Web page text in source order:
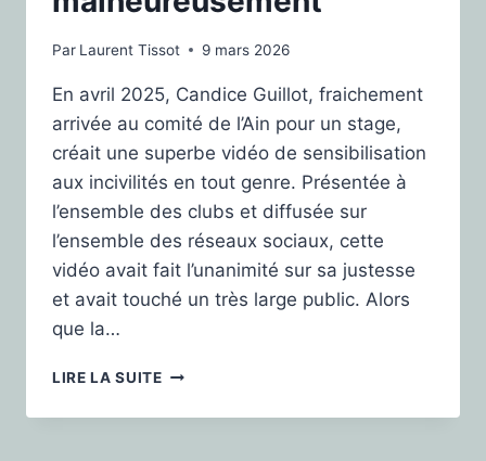
Par Laurent Tissot 9 mars 2026
En avril 2025, Candice Guillot, fraichement
arrivée au comité de l’Ain pour un stage,
créait une superbe vidéo de sensibilisation
aux incivilités en tout genre. Présentée à
l’ensemble des clubs et diffusée sur
l’ensemble des réseaux sociaux, cette
vidéo avait fait l’unanimité sur sa justesse
et avait touché un très large public. Alors
que la…
LIRE LA SUITE